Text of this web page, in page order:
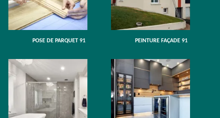
POSE DE PARQUET 91 PEINTURE FAÇADE 91